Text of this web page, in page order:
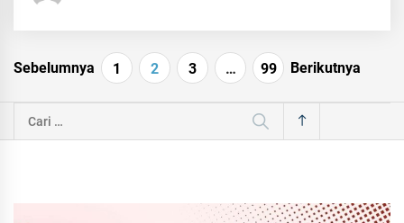
Navigasi
Sebelumnya 1 2 3 … 99 Berikutnya
Cari
untuk: